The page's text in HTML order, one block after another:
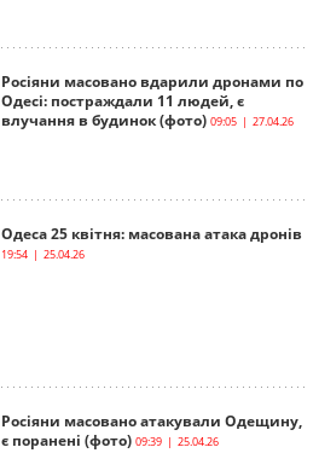
Росіяни масовано вдарили дронами по
Одесі: постраждали 11 людей, є
влучання в будинок (фото) 09:05 | 27.04.26
Одеса 25 квітня: масована атака дронів
19:54 | 25.04.26
Росіяни масовано атакували Одещину,
є поранені (фото) 09:39 | 25.04.26